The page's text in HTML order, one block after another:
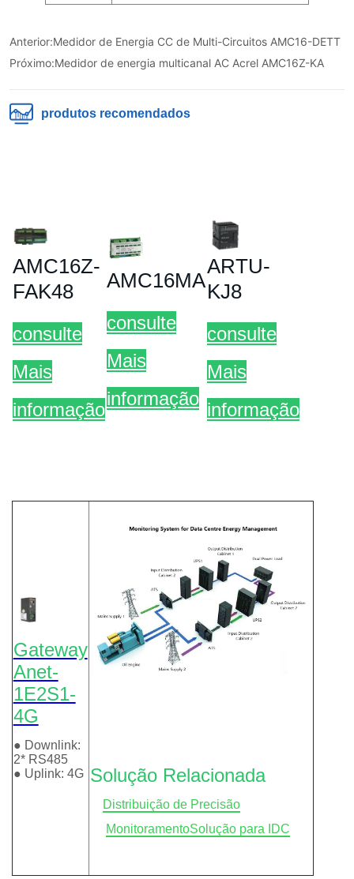
Anterior:Medidor de Energia CC de Multi-Circuitos AMC16-DETT
Próximo:Medidor de energia multicanal AC Acrel AMC16Z-KA
produtos recomendados